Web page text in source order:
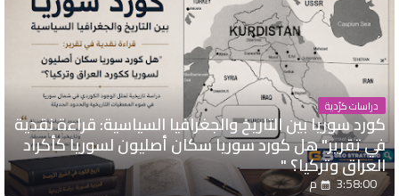
دراسات كرُدية
كورد سوريا بين التاريخ والجغرافيا السياسية: قراءة نقدية
في تقرير" هل كورد سوريا سكان أصليون لسوريا كأكراد
العراق وتركيا؟ "
3:58:00 م